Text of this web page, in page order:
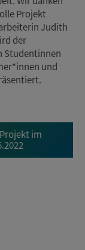
Projekt
Judith
der
Studentinnen
und
im